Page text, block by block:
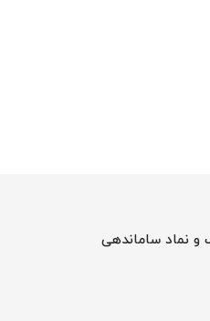
و نماد ساماندهی